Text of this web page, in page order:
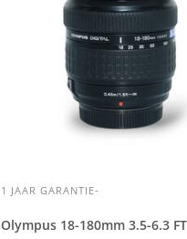
1 JAAR GARANTIE-
Olympus 18-180mm 3.5-6.3